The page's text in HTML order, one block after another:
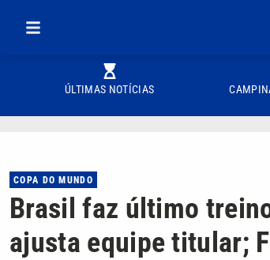
ÚLTIMAS NOTÍCIAS
COPA DO MUNDO
Brasil faz último
ajusta equipe titular;